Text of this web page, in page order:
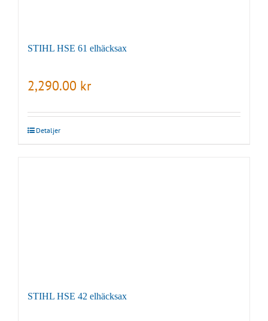
STIHL HSE 61 elhäcksax
2,290.00 kr
Detaljer
STIHL HSE 42 elhäcksax